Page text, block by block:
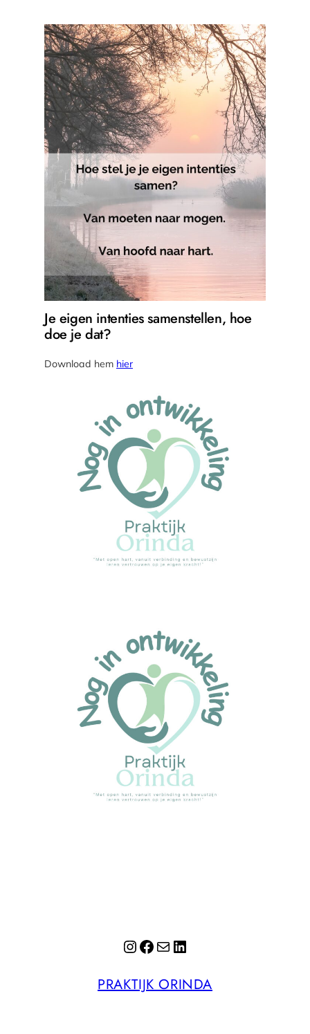
Je eigen intenties samenstellen, hoe
doe je dat?
Download hem hier
Instagram
Facebook
E-mailLinkedIn
PRAKTIJK ORINDA